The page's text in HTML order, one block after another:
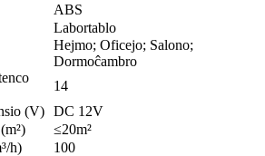
ABS
Labortablo
Hejmo; Oficejo; Salono;
Dormoĉambro
14
(V) DC 12V
≤20m²
h)
100